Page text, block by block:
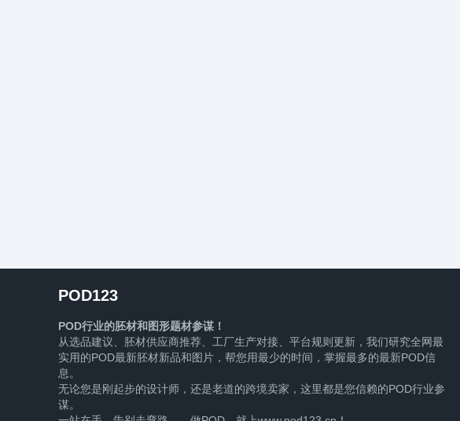
POD123
POD行业的胚材和图形题材参谋！
从选品建议、胚材供应商推荐、工厂生产对接、平台规则更新，我们研究全网最
实用的POD最新胚材新品和图片，帮您用最少的时间，掌握最多的最新POD信
息。
无论您是刚起步的设计师，还是老道的跨境卖家，这里都是您信赖的POD行业参
谋。